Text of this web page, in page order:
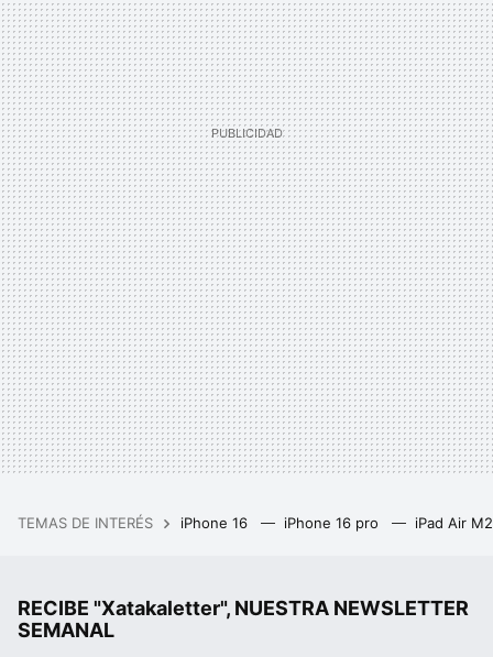
TEMAS DE INTERÉS iPhone 16 iPhone 16 pro iPad Air
RECIBE "Xatakaletter", NUESTRA NEWSLETTER
SEMANAL